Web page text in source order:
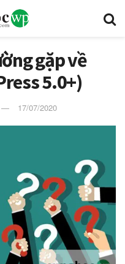
gặp về
5.0+)
17/07/2020